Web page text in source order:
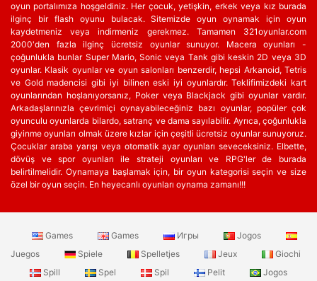
oyun portalımıza hoşgeldiniz. Her çocuk, yetişkin, erkek veya kız burada
ilginç bir flash oyunu bulacak. Sitemizde oyun oynamak için oyun
kaydetmeniz veya indirmeniz gerekmez. Tamamen 321oyunlar.com
2000'den fazla ilginç ücretsiz oyunlar sunuyor. Macera oyunları -
çoğunlukla bunlar Super Mario, Sonic veya Tank gibi keskin 2D veya 3D
oyunlar. Klasik oyunlar ve oyun salonları benzerdir, hepsi Arkanoid, Tetris
ve Gold madencisi gibi iyi bilinen eski iyi oyunlardır. Teklifimizdeki kart
oyunlarından hoşlanıyorsanız, Poker veya Blackjack gibi oyunlar vardır.
Arkadaşlarınızla çevrimiçi oynayabileceğiniz bazı oyunlar, popüler çok
oyunculu oyunlarda bilardo, satranç ve dama sayılabilir. Ayrıca, çoğunlukla
giyinme oyunları olmak üzere kızlar için çeşitli ücretsiz oyunlar sunuyoruz.
Çocuklar araba yarışı veya otomatik ayar oyunları seveceksiniz. Elbette,
dövüş ve spor oyunları ile strateji oyunları ve RPG'ler de burada
belirtilmelidir. Oynamaya başlamak için, bir oyun kategorisi seçin ve size
özel bir oyun seçin. En heyecanlı oyunları oynama zamanı!!!
Games Games Игры
Jogos
Juegos
Spiele Spelletjes Jeux
Giochi
Spill
Spel Spil Pelit
Jogos